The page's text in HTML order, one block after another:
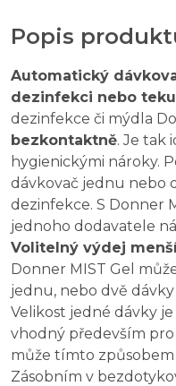
Popis
Automatický
dezinfekci nebo
dezinfekce či mýdla
bezkontaktně. Je tak
hygienickými nároky.
dávkovač jednu nebo
dezinfekce. S Donner
jednoho dodavatele
Volitelný výdej
Donner MIST Gel
jednu, nebo dvě
Velikost jedné dávky
vhodný především
může tímto
Zásobním v